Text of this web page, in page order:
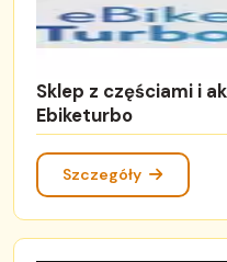
Sklep z częściami i
Ebiketurbo
Szczegóły